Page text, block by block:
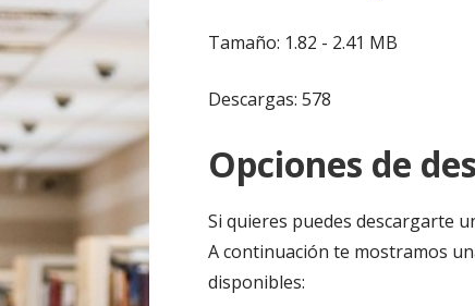
Tamaño: 1.82 - 2.41 MB
Descargas: 578
Opciones de
Si quieres puedes descargarte
A continuación te mostramos
disponibles: